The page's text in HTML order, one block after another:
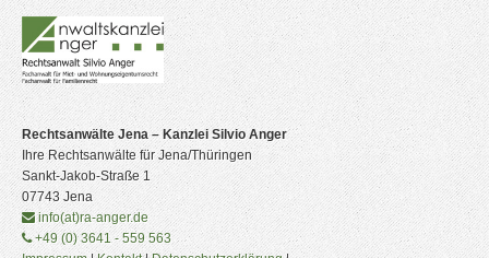
Rechtsanwälte Jena – Kanzlei Silvio Anger
Ihre Rechtsanwälte für Jena/Thüringen
Sankt-Jakob-Straße 1
07743 Jena
info(at)ra-anger.de
+49 (0) 3641 - 559 563